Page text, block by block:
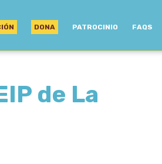
DONA PATROCINIO FAQS
de La